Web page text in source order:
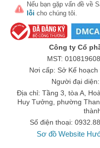
Nếu bạn gặp vấn đề về
lỗi cho chúng tôi.
Công ty Cổ
MST:
Nơi cấp: Sở Kế
Người đại
Địa chỉ: Tầng 3, tòa A,
Huy Tưởng, phường
Số điện thoại:
Sơ đồ Website